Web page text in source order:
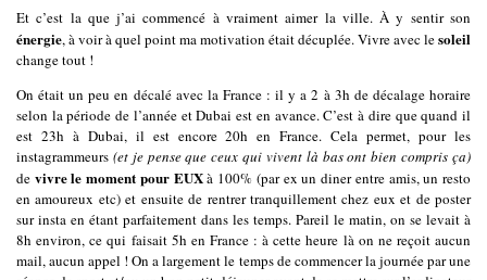
Et c’est la que j’ai commencé à vraiment aimer la ville. À y sentir son
énergie, à voir à quel point ma motivation était décuplée. Vivre avec lesoleil
change tout !
On était un peu en décalé avec la France : il y a 2 à 3h de décalage horaire
selon la période de l’année et Dubai est en avance. C’est à dire que quand il
est 23h à Dubai, il est encore 20h en France. Cela permet, pour les
instagrammeurs (et je pense que ceux qui vivent là bas ont bien compris ça)
de vivre le moment pour EUXà 100% (par ex un diner entre amis, un resto
en amoureux etc) et ensuite de rentrer tranquillement chez eux et de poster
sur insta en étant parfaitement dans les temps. Pareil le matin, on se levait à
8h environ, ce qui faisait 5h en France : à cette heure là on ne reçoit aucun
mail, aucun appel ! On a largement le temps de commencer la journée par une